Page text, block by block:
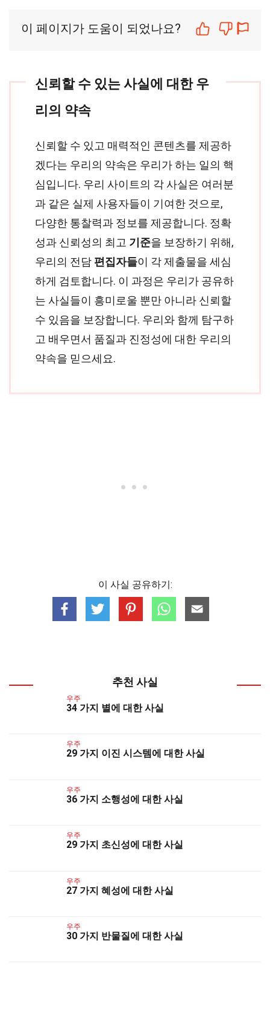
이 페이지가 도움이 되었나요?
신뢰할 수 있는 사실에 대한 우
리의 약속
신뢰할 수 있고 매력적인 콘텐츠를 제공하
겠다는 우리의 약속은 우리가 하는 일의 핵
심입니다. 우리 사이트의 각 사실은 여러분
과 같은 실제 사용자들이 기여한 것으로,
다양한 통찰력과 정보를 제공합니다. 정확
성과 신뢰성의 최고 기준을 보장하기 위해,
우리의 전담 편집자들이 각 제출물을 세심
하게 검토합니다. 이 과정은 우리가 공유하
는 사실들이 흥미로울 뿐만 아니라 신뢰할
수 있음을 보장합니다. 우리와 함께 탐구하
고 배우면서 품질과 진정성에 대한 우리의
약속을 믿으세요.
이 사실 공유하기:
추천 사실
우주
34 가지 별에 대한 사실
우주
29 가지 이진 시스템에 대한 사실
우주
36 가지 소행성에 대한 사실
우주
29 가지 초신성에 대한 사실
우주
27 가지 혜성에 대한 사실
우주
30 가지 반물질에 대한 사실